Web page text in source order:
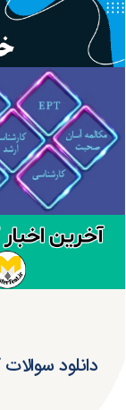
دانلود